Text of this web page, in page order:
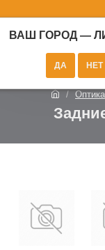
ВАШ ГОРОД —
Оптика